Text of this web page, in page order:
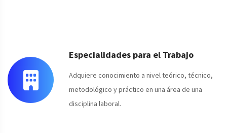
Especialidades para el Trabajo
Adquiere conocimiento a nivel teórico, técnico,
metodológico y práctico en una área de una
disciplina laboral.